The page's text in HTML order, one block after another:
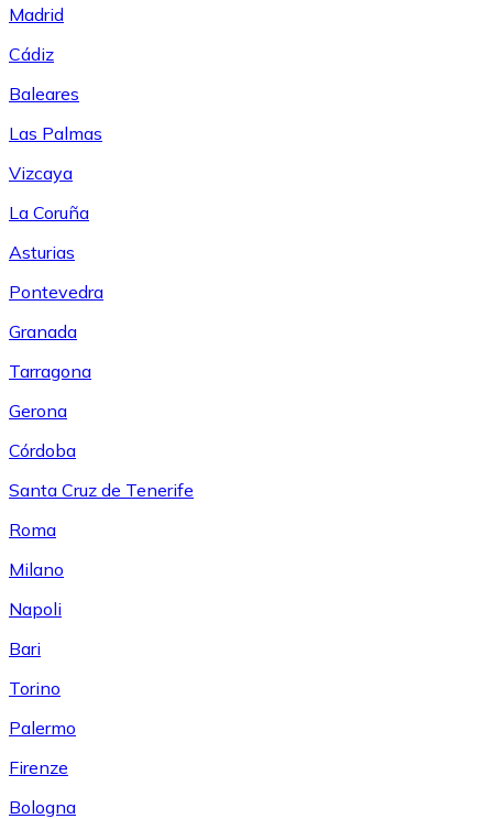
Madrid
Cádiz
Baleares
Las Palmas
Vizcaya
La Coruña
Asturias
Pontevedra
Granada
Tarragona
Gerona
Córdoba
Santa Cruz de Tenerife
Roma
Milano
Napoli
Bari
Torino
Palermo
Firenze
Bologna